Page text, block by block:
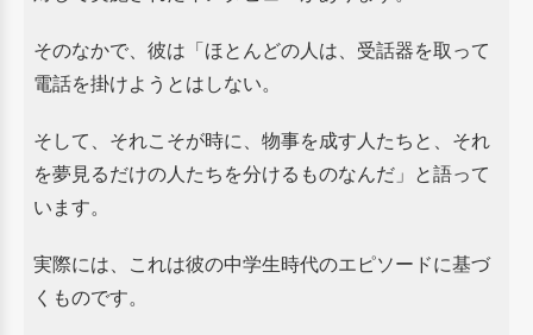
そのなかで、彼は「ほとんどの人は、受話器を取って
電話を掛けようとはしない。
そして、それこそが時に、物事を成す人たちと、それ
を夢見るだけの人たちを分けるものなんだ」と語って
います。
実際には、これは彼の中学生時代のエピソードに基づ
くものです。